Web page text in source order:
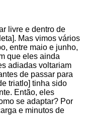
livre e dentro de
Mas vimos vários
entre maio e junho,
que eles ainda
adiadas voltariam
de passar para
triatlo] tinha sido
Então, eles
se adaptar? Por
e minutos de